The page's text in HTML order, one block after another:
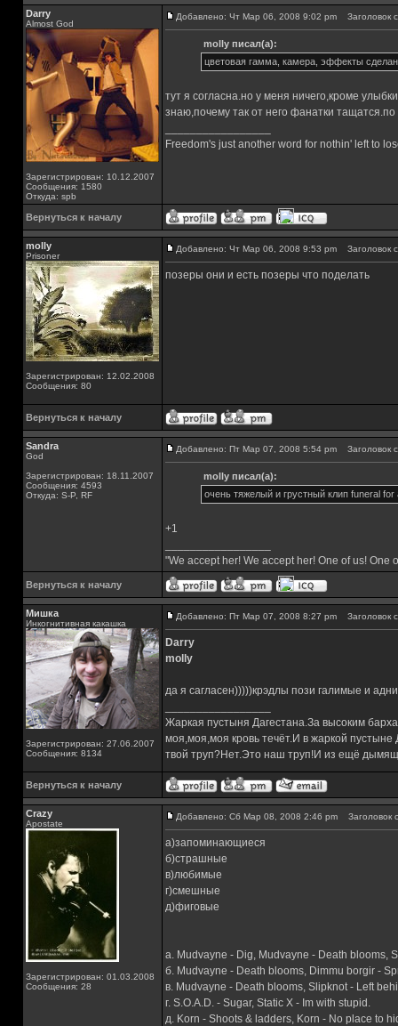
Darry
Almost God
Зарегистрирован: 10.12.2007
Сообщения: 1580
Откуда: spb
Добавлено: Чт Мар 06, 2008 9:02 pm Заголовок
molly писал(а):
цветовая гамма, камера, эффекты
тут я согласна.но у меня ничего,кроме
знаю,почему так от него фанатки
Freedom's just another word for nothin' left to
Вернуться к началу
molly
Prisoner
Зарегистрирован: 12.02.2008
Сообщения: 80
Добавлено: Чт Мар 06, 2008 9:53 pm Заголовок
позеры они и есть позеры что поделать
Вернуться к началу
Sandra
God
Зарегистрирован: 18.11.2007
Сообщения: 4593
Откуда: S-P, RF
Добавлено: Пт Мар 07, 2008 5:54 pm Заголовок
molly писал(а):
очень тяжелый и грустный клип funeral
+1
"We accept her! We accept her! One of us!
Вернуться к началу
Мишка
Инкогнитивная какашка
Зарегистрирован: 27.06.2007
Сообщения: 8134
Добавлено: Пт Мар 07, 2008 8:27 pm Заголовок
Darry
molly
да я сагласен)))))крэдлы пози галимые и
Жаркая пустыня Дагестана.За высоким
моя,моя,моя кровь течёт.И в жаркой
твой труп?Нет.Это наш труп!И из ещё
Вернуться к началу
Crazy
Apostate
Зарегистрирован: 01.03.2008
Сообщения: 28
Добавлено: Сб Мар 08, 2008 2:46 pm Заголовок
а)запоминающиеся
б)страшные
в)любимые
г)смешные
д)фиговые
а. Mudvayne - Dig, Mudvayne - Death blooms,
б. Mudvayne - Death blooms, Dimmu borgir -
в. Mudvayne - Death blooms, Slipknot - Left
г. S.O.A.D. - Sugar, Static X - Im with stupid.
д. Korn - Shoots & ladders, Korn - No place to